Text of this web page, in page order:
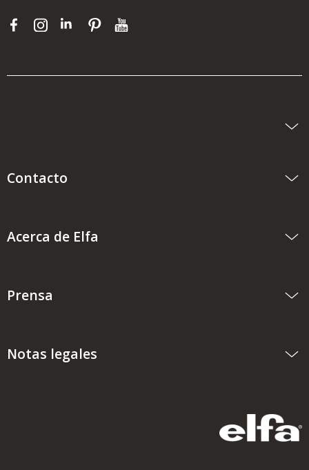
Contacto
Acerca de Elfa
Prensa
Notas legales